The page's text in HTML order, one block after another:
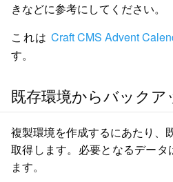
きなどに参考にしてください。
これはCraft CMS Advent
す。
既存環境からバックア
複製環境を作成するにあたり、
取得します。必要となるデー
ます。